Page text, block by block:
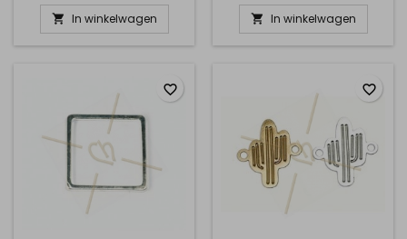
 In winkelwagen  In winkelwagen
favorite_border favorite_border